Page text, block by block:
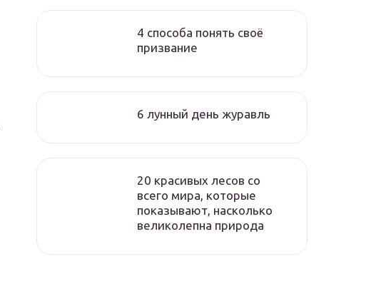
4 способа понять своё
призвание
6 лунный день журавль
20 красивых лесов со
всего мира, которые
показывают, насколько
великолепна природа